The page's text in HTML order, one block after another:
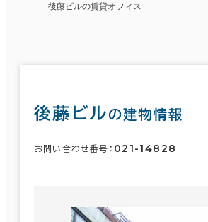
後藤ビルの賃貸オフィス
後藤ビルの建物情報
お問い合わせ番号： 021-14828